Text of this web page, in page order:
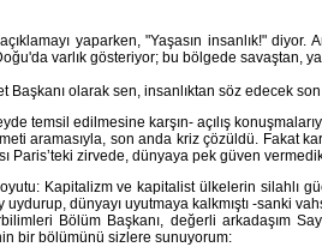
yaparken, "Yaşasın insanlık!"
varlık gösteriyor; bu bölgede savaştan,
Başkanı olarak sen, insanlıktan söz edecek
temsil edilmesine karşın- açılış
aramasıyla, son anda kriz çözüldü. Fakat
Paris’teki zirvede, dünyaya pek güven
Kapitalizm ve kapitalist ülkelerin silahlı
dünyayı uyutmaya kalkmıştı -sanki
Bölüm Başkanı, değerli arkadaşım
bir bölümünü sizlere sunuyorum: